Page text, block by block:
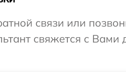
связи или
свяжется с Вами